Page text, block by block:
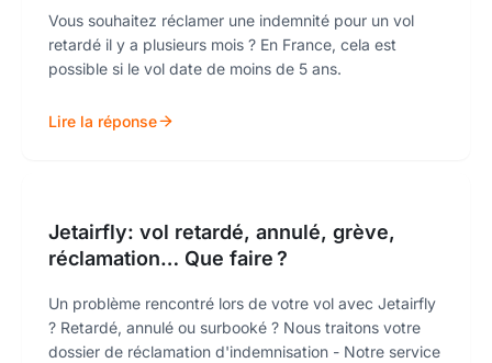
Vous souhaitez réclamer une indemnité pour un vol
retardé il y a plusieurs mois ? En France, cela est
possible si le vol date de moins de 5 ans.
Lire la réponse
Jetairfly: vol retardé, annulé, grève,
réclamation… Que faire ?
Un problème rencontré lors de votre vol avec Jetairfly
? Retardé, annulé ou surbooké ? Nous traitons votre
dossier de réclamation d'indemnisation - Notre service